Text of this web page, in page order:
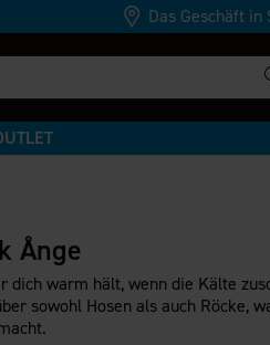
Das Geschäft in
Ånge
dich warm hält, wenn die Kälte
sowohl Hosen als auch Röcke,